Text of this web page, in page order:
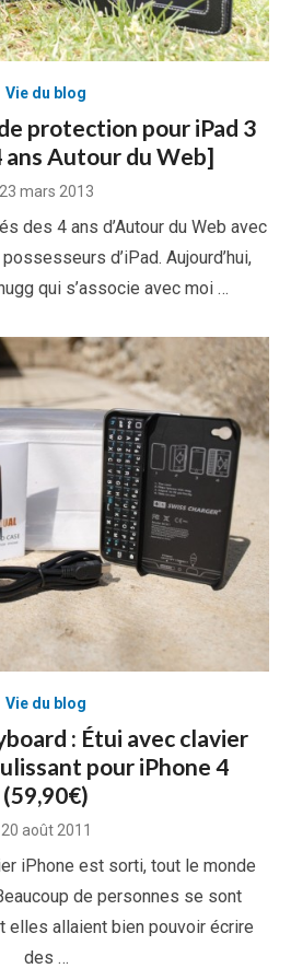
Vie du blog
protection pour iPad 3
ans Autour du Web]
Posted
23 mars 2013
des 4 ans d’Autour du Web avec
d’iPad. Aujourd’hui,
qui s’associe avec moi …
Vie du blog
: Étui avec clavier
pour iPhone 4
(59,90€)
Posted
20 août 2011
iPhone est sorti, tout le monde
de personnes se sont
elles allaient bien pouvoir écrire
des …